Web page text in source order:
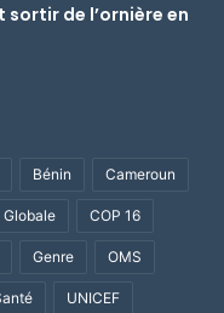
de l’ornière en
Bénin Cameroun
COP 16
Genre OMS
UNICEF